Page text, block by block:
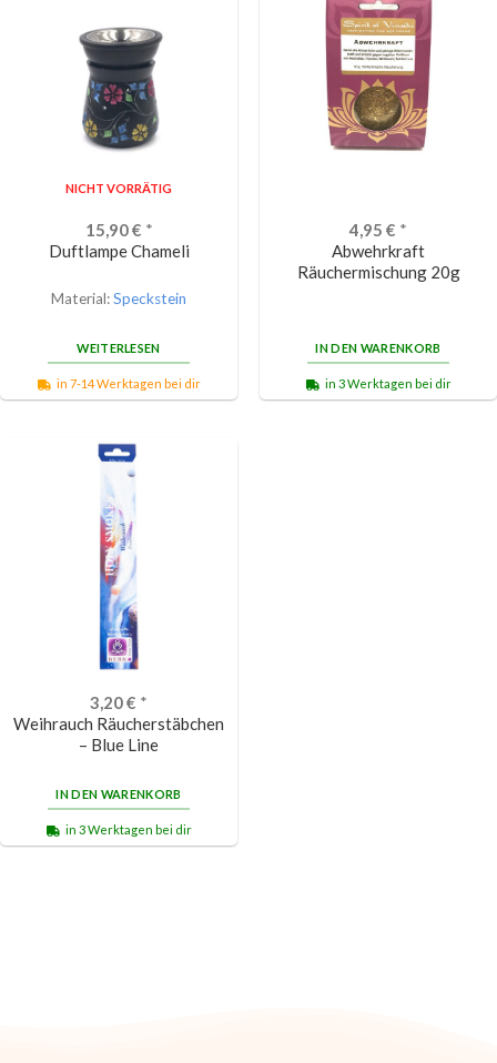
NICHT VORRÄTIG
15,90€ *
Duftlampe Chameli
Material:Speckstein
WEITERLESEN
in 7-14 Werktagen bei dir
4,95 € *
Abwehrkraft
Räuchermischung 20g
IN DEN WARENKORB
in 3 Werktagen bei dir
3,20€ *
Weihrauch Räucherstäbchen
– Blue Line
IN DEN WARENKORB
in 3 Werktagen bei dir